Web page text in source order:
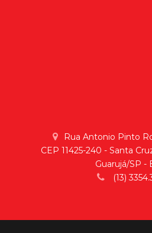
Rua Antonio Pinto
CEP 11425-240 - Santa
Guarujá/SP -
(13)